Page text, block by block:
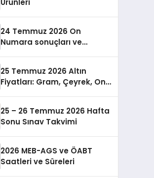
24 Temmuz 2026 On
Numara sonuçları ve
25 Temmuz 2026 Altın
Fiyatları: Gram, Çeyrek, Ons
25 – 26 Temmuz 2026 Hafta
Sonu Sınav Takvimi
2026 MEB-AGS ve ÖABT
Saatleri ve Süreleri